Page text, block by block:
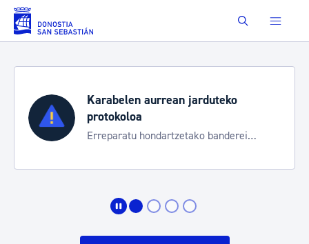
Eduki nagusira joan Buscar
Karabelen aurrean jarduteko
protokoloa
Erreparatu hondartzetako banderei